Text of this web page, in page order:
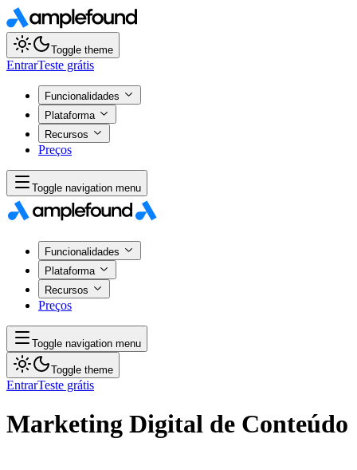
Toggle theme
EntrarTeste grátis
Funcionalidades
Plataforma
Recursos
Preços
Toggle navigation menu
Funcionalidades
Plataforma
Recursos
Preços
Toggle navigation menu
Toggle theme
EntrarTeste grátis
Marketing Digital de Conteúdo